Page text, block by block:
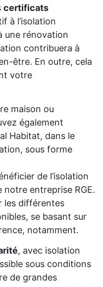
certificats
à l’isolation
une rénovation
contribuera à
être. En outre, cela
votre
maison ou
également
Habitat, dans le
sous forme
de l’isolation
notre entreprise RGE.
les différentes
se basant sur
notamment.
, avec isolation
sous conditions
de grandes